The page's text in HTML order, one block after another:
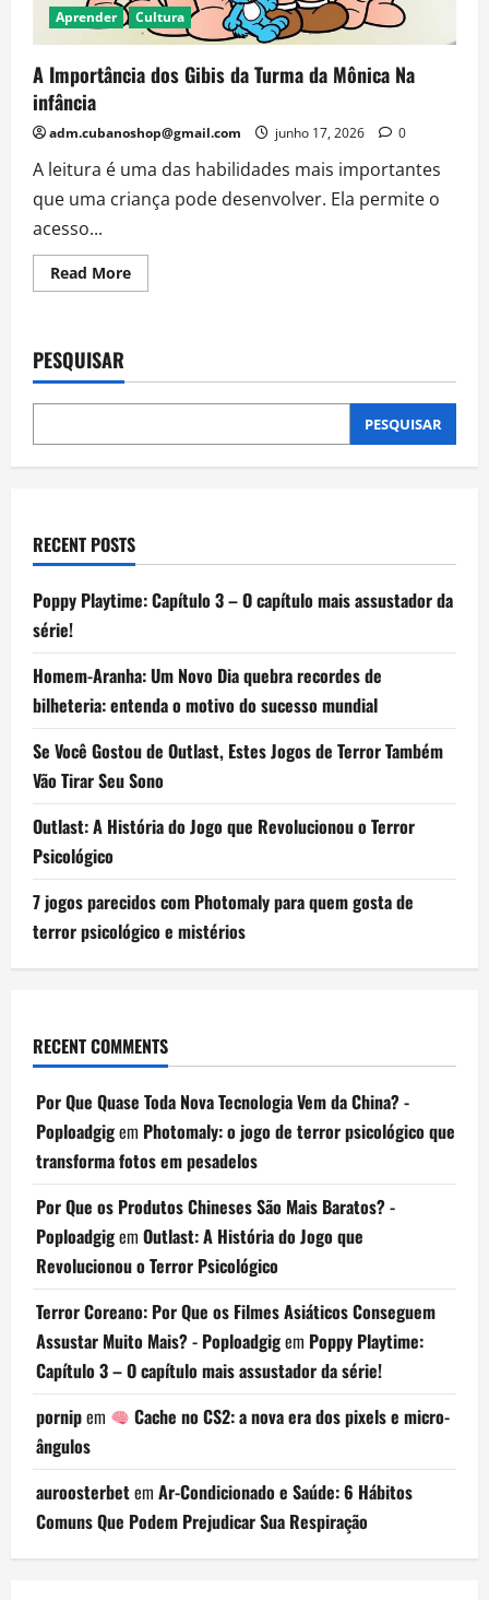
Aprender Cultura
A Importância dos Gibis da Turma da Mônica Na
infância
adm.cubanoshop@gmail.com junho 17, 2026 0
A leitura é uma das habilidades mais importantes
que uma criança pode desenvolver. Ela permite o
acesso...
Read MoreRead
more
da
da
Na
PESQUISAR
PESQUISAR
RECENT POSTS
Poppy Playtime: Capítulo 3 – O capítulo mais assustador da
série!
Homem-Aranha: Um Novo Dia quebra recordes de
bilheteria: entenda o motivo do sucesso mundial
Se Você Gostou de Outlast, Estes Jogos de Terror Também
Vão Tirar Seu Sono
Outlast: A História do Jogo que Revolucionou o Terror
Psicológico
7 jogos parecidos com Photomaly para quem gosta de
terror psicológico e mistérios
RECENT COMMENTS
Por Que Quase Toda Nova Tecnologia Vem da China? -
Poploadgigem Photomaly: o jogo de terror psicológico que
transforma fotos em pesadelos
Por Que os Produtos Chineses São Mais Baratos? -
Poploadgigem Outlast: A História do Jogo que
Revolucionou o Terror Psicológico
Terror Coreano: Por Que os Filmes Asiáticos Conseguem
Assustar Muito Mais? - Poploadgigem Poppy Playtime:
Capítulo 3 – O capítulo mais assustador da série!
pornipem
Cache no CS2: a nova era dos pixels e micro-
ângulos
auroosterbetem Ar-Condicionado e Saúde: 6 Hábitos
Comuns Que Podem Prejudicar Sua Respiração